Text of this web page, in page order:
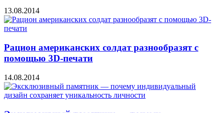
13.08.2014
Рацион американских солдат разнообразят с
помощью 3D-печати
14.08.2014